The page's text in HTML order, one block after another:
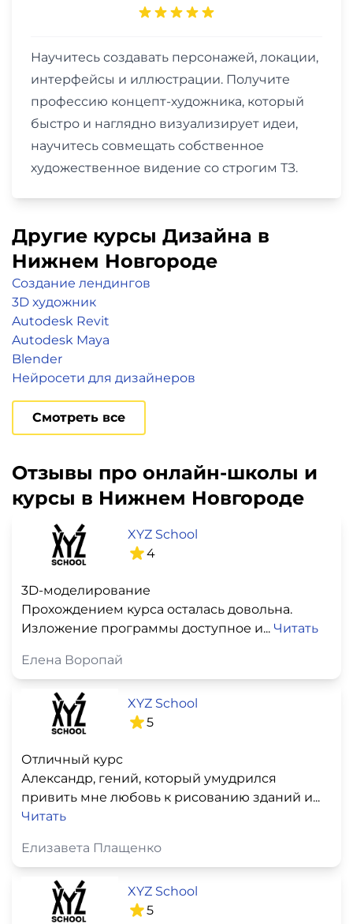
Научитесь создавать персонажей, локации,
интерфейсы и иллюстрации. Получите
профессию концепт-художника, который
быстро и наглядно визуализирует идеи,
научитесь совмещать собственное
художественное видение со строгим ТЗ.
Другие курсы Дизайна в
Нижнем Новгороде
Создание лендингов
3D художник
Autodesk Revit
Autodesk Maya
Blender
Нейросети для дизайнеров
Смотреть все
Отзывы про онлайн-школы и
курсы в Нижнем Новгороде
XYZ School
4
3D-моделирование
Прохождением курса осталась довольна.
Изложение программы доступное и... Читать
Елена Воропай
XYZ School
5
Отличный курс
Александр, гений, который умудрился
привить мне любовь к рисованию зданий и...
Читать
Елизавета Плащенко
XYZ School
5